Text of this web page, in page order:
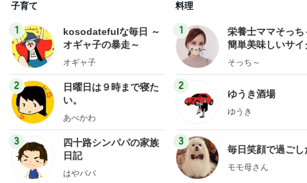
子育て
1
kosodatefulな毎日 ～
オギャ子の暴走～
オギャ子
2
日曜日は９時まで寝た
い。
あべかわ
3
四十路シンパパの家族
日記
はやパパ
料理
1
栄養士ママそっち
簡単美味しいサイ
献立
そっち～
2
ゆうき酒場
ゆうき
3
毎日笑顔で過ごし
モモ母さん